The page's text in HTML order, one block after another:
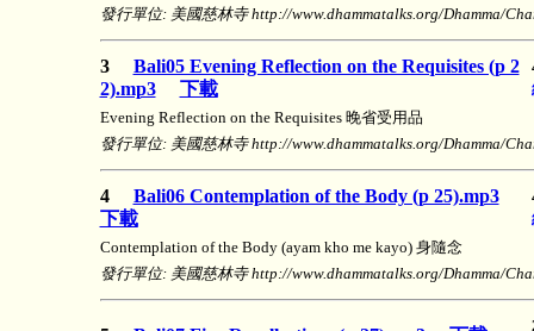
發行單位: 美國慈林寺 http://www.dhammatalks.org/Dhamma/
3 Bali05 Evening Reflection on the Requisites (p 2
2).mp3
下載
Evening Reflection on the Requisites 晚省受用品
發行單位: 美國慈林寺 http://www.dhammatalks.org/Dhamma/
4 Bali06 Contemplation of the Body (p 25).mp3
下載
Contemplation of the Body (ayam kho me kayo) 身隨念
發行單位: 美國慈林寺 http://www.dhammatalks.org/Dhamma/